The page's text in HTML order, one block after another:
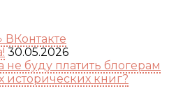
ВКонтакте
30.05.2026
не буду платить блогерам
исторических книг?